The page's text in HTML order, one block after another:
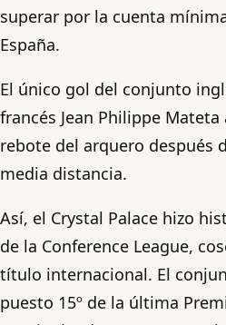
superar por la cuenta
España.
El único gol del conjunto
francés Jean Philippe
rebote del arquero después
media distancia.
Así, el Crystal Palace hizo
de la Conference League,
título internacional. El
puesto 15º de la última